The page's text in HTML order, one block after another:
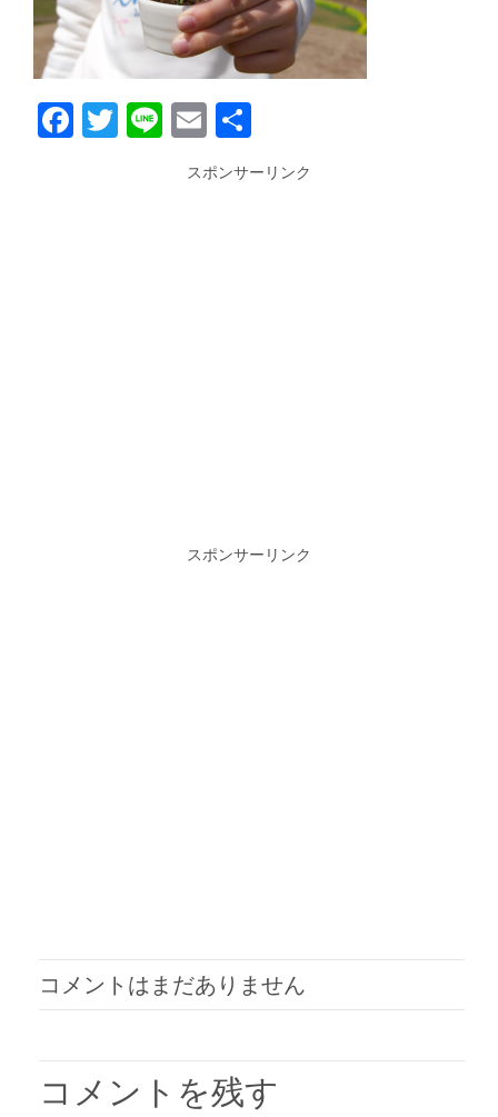
Facebook
Twitter
LineEmail
スポンサーリンク
スポンサーリンク
コメントはまだありません
コメントを残す